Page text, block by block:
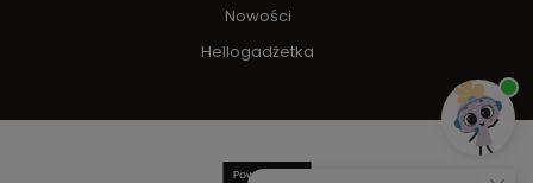
Nowości
Hellogadżetka